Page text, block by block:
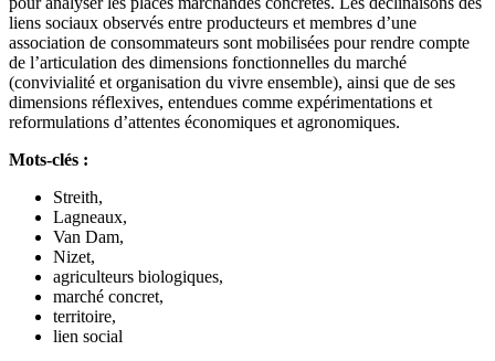
liens sociaux observés entre producteurs et membres d’une
association de consommateurs sont mobilisées pour rendre compte
de l’articulation des dimensions fonctionnelles du marché
(convivialité et organisation du vivre ensemble), ainsi que de ses
dimensions réflexives, entendues comme expérimentations et
reformulations d’attentes économiques et agronomiques.
Mots-clés :
Streith,
Lagneaux,
Van Dam,
Nizet,
agriculteurs biologiques,
marché concret,
territoire,
lien social